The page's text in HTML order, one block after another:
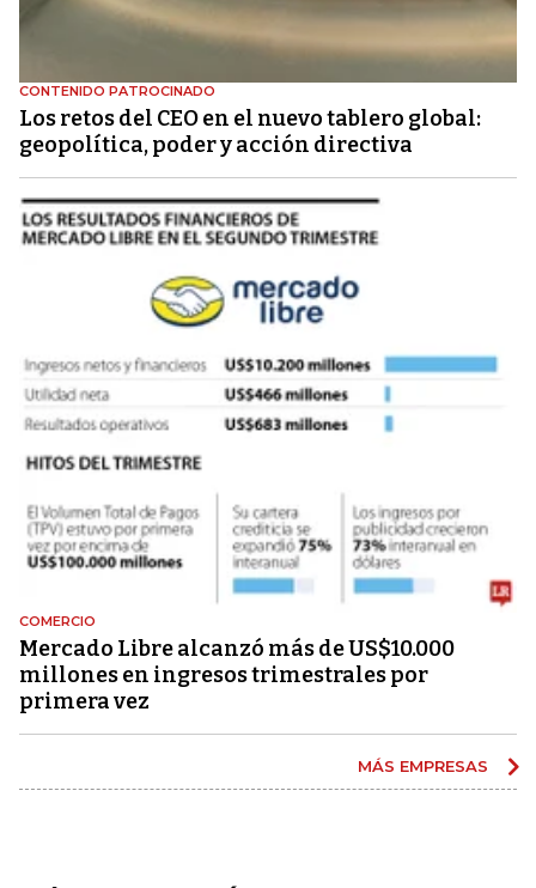
CONTENIDO PATROCINADO
Los retos del CEO en el nuevo tablero global:
geopolítica, poder y acción directiva
COMERCIO
Mercado Libre alcanzó más de US$10.000
millones en ingresos trimestrales por
primera vez
MÁS EMPRESAS